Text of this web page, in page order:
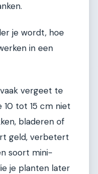
je wordt, hoe
in een
vergeet te
10 tot 15 cm niet
bladeren of
geld, verbetert
soort mini-
je planten later